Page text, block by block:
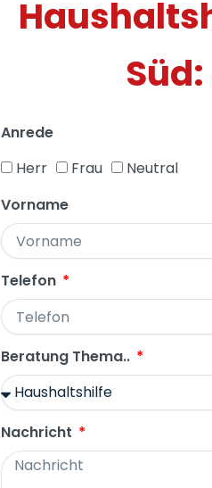
Anrede
Herr
Frau Neutral
Vorname
Telefon
Beratung Thema..
Nachricht